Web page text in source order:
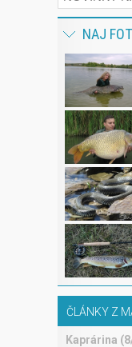
NAJ
ČLÁNKY Z
Kaprárina